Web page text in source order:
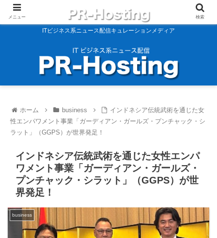
ITビジネス系ニュース配信キュレーションメディア
ホーム business
インドネシア伝統武術を通じた女
性エンパワメント事業「ガーディアン・ガールズ・プンチャック・シ
ラット」（GGPS）が世界発足！
インドネシア伝統武術を通じた女性エンパ
ワメント事業「ガーディアン・ガールズ・
プンチャック・シラット」（GGPS）が世
界発足！
business
メニュー 検索